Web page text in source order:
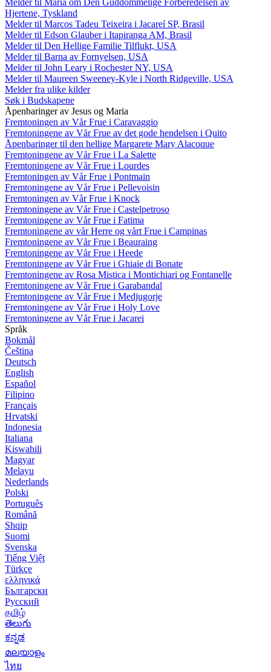
Hjertene, Tyskland
Melder til Marcos Tadeu Teixeira i Jacareí SP, Brasil
Melder til Edson Glauber i Itapiranga AM, Brasil
Melder til Den Hellige Familie Tilflukt, USA
Melder til Barna av Fornyelsen, USA
Melder til John Leary i Rochester NY, USA
Melder til Maureen Sweeney-Kyle i North Ridgeville, USA
Melder fra ulike kilder
Søk i Budskapene
Åpenbaringer av Jesus og Maria
Fremtoningen av Vår Frue i Caravaggio
Fremtoningene av Vår Frue av det gode hendelsen i Quito
Åpenbaringer til den hellige Margarete Mary Alacoque
Fremtoningene av Vår Frue i La Salette
Fremtoningene av Vår Frue i Lourdes
Fremtoningen av Vår Frue i Pontmain
Fremtoningene av Vår Frue i Pellevoisin
Fremtoningen av Vår Frue i Knock
Fremtoningene av Vår Frue i Castelpetroso
Fremtoningene av Vår Frue i Fatima
Fremtoningene av vår Herre og vårt Frue i Campinas
Fremtoningene av Vår Frue i Beauraing
Fremtoningene av Vår Frue i Heede
Fremtoningene av Vår Frue i Ghiaie di Bonate
Fremtoningene av Rosa Mistica i Montichiari og Fontanelle
Fremtoningene av Vår Frue i Garabandal
Fremtoningene av Vår Frue i Medjugorje
Fremtoningene av Vår Frue i Holy Love
Fremtoningene av Vår Frue i Jacarei
Språk
Bokmål
Čeština
Deutsch
English
Español
Filipino
Français
Hrvatski
Indonesia
Italiana
Kiswahili
Magyar
Melayu
Nederlands
Polski
Português
Română
Shqip
Suomi
Svenska
Tiếng Việt
Türkçe
ελληνικά
Български
Русский
தமிழ்
తెలుగు
ಕನ್ನಡ
മലയാളം
ไทย